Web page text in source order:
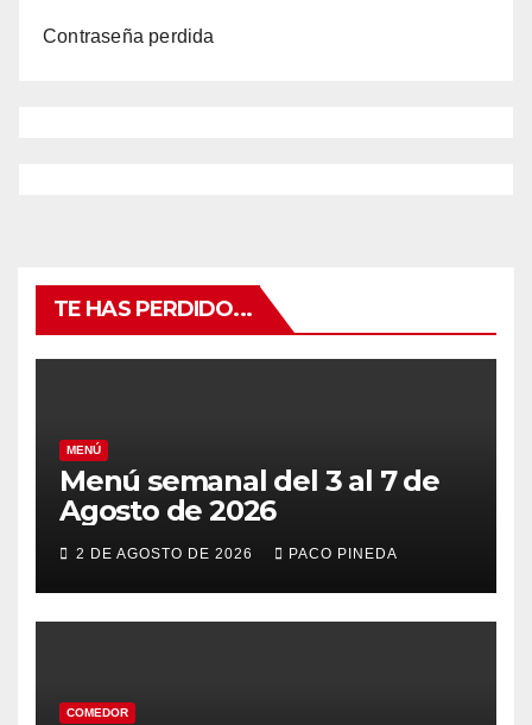
Contraseña perdida
TE HAS PERDIDO...
MENÚ
Menú semanal del 3 al 7 de
Agosto de 2026
2 DE AGOSTO DE 2026 PACO PINEDA
COMEDOR